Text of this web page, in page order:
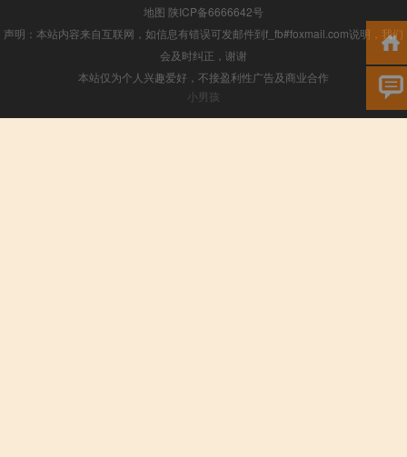
地图 陕ICP备6666642号
声明：本站内容来自互联网，如信息有错误可发邮件到f_fb#foxmail.com说明，我们
会及时纠正，谢谢
本站仅为个人兴趣爱好，不接盈利性广告及商业合作
小男孩